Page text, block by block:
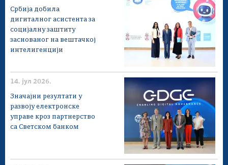
Србија добила
дигиталног асистента за
социјалну заштиту
заснованог на вештачкој
интелигенцији
14. јул 2026.
Значајни резултати у
развоју електронске
управе кроз партнерство
са Светском банком